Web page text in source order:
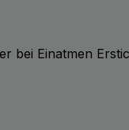
bei Einatmen